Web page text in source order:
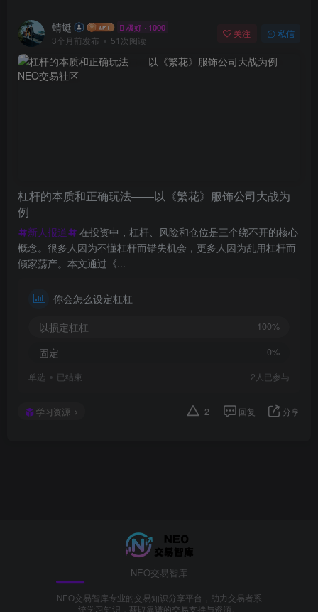
蜻蜓 极好 · 1000
3个月前发布 51次阅读
关注 私信
杠杆的本质和正确玩法——以《繁花》服饰公司大战为
例
新人报道
在投资中，杠杆、风险和仓位是三个绕不开的核心
概念。很多人因为不懂杠杆而错失机会，更多人因为乱用杠杆而
倾家荡产。本文通过《...
你会怎么设定杠杠
100%
以损定杠杠
0%
固定
单选 已结束 2 人已参与
学习资源 2 回复 分享
NEO交易智库
NEO交易智库专业的交易知识分享平台，助力交易者系
统学习知识，获取靠谱的交易支持与资源。